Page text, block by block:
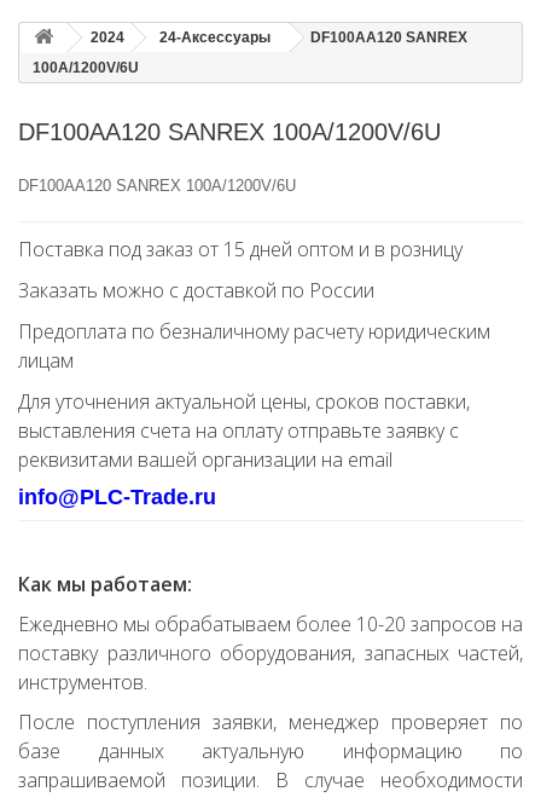
2024 24-Аксессуары
DF100AA120 SANREX
100A/1200V/6U
DF100AA120 SANREX 100A/1200V/6U
DF100AA120 SANREX 100A/1200V/6U
Поставка под заказ от 15 дней оптом и в розницу
Заказать можно с доставкой по России
Предоплата по безналичному расчету юридическим
лицам
Для уточнения актуальной цены, сроков поставки,
выставления счета на оплату отправьте заявку с
реквизитами вашей организации на email
info@PLC-Trade.ru
Как мы работаем:
Ежедневно мы обрабатываем более 10-20 запросов на
поставку различного оборудования, запасных частей,
инструментов.
После поступления заявки, менеджер проверяет по
базе данных актуальную информацию по
запрашиваемой позиции. В случае необходимости